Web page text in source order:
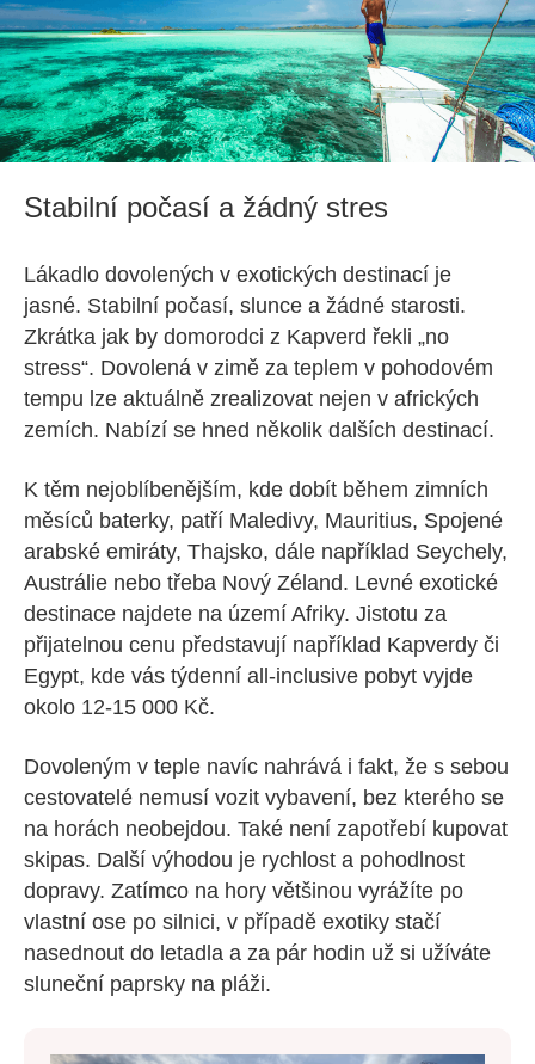
Stabilní počasí a žádný stres
Lákadlo dovolených v exotických destinací je
jasné. Stabilní počasí, slunce a žádné starosti.
Zkrátka jak by domorodci z Kapverd řekli „no
stress“. Dovolená v zimě za teplem v pohodovém
tempu lze aktuálně zrealizovat nejen v afrických
zemích. Nabízí se hned několik dalších destinací.
K těm nejoblíbenějším, kde dobít během zimních
měsíců baterky, patří Maledivy, Mauritius, Spojené
arabské emiráty, Thajsko, dále například Seychely,
Austrálie nebo třeba Nový Zéland. Levné exotické
destinace najdete na území Afriky. Jistotu za
přijatelnou cenu představují například Kapverdy či
Egypt, kde vás týdenní all-inclusive pobyt vyjde
okolo 12-15 000 Kč.
Dovoleným v teple navíc nahrává i fakt, že s sebou
cestovatelé nemusí vozit vybavení, bez kterého se
na horách neobejdou. Také není zapotřebí kupovat
skipas. Další výhodou je rychlost a pohodlnost
dopravy. Zatímco na hory většinou vyrážíte po
vlastní ose po silnici, v případě exotiky stačí
nasednout do letadla a za pár hodin už si užíváte
sluneční paprsky na pláži.